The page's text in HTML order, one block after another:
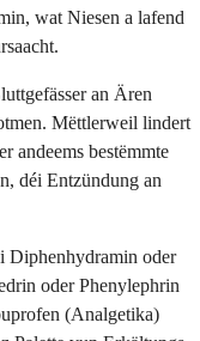
wat Niesen a lafend
an Ären
Mëttlerweil lindert
andeems bestëmmte
déi Entzündung an
Diphenhydramin oder
oder Phenylephrin
(Analgetika)